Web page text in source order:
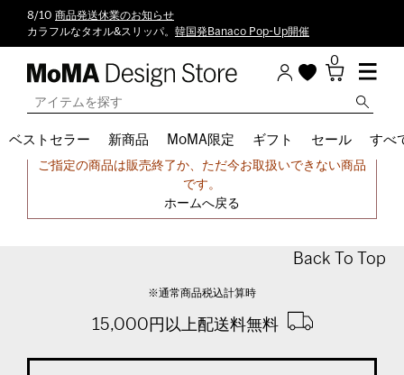
8/10 商品発送休業のお知らせ
カラフルなタオル&スリッパ。 韓国発Banaco Pop-Up開催
0
ベストセラー 新商品 MoMA限定 ギフト セール すべ
申し訳ございません。
ご指定の商品は販売終了か、ただ今お取扱いできない商品
です。
ホームへ戻る
Back To Top
※通常商品税込計算時
15,000円以上配送料無料